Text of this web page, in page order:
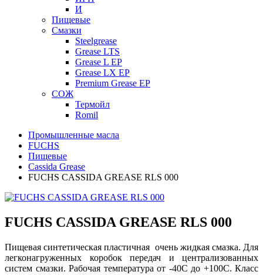
И
Пищевые
Смазки
Steelgrease
Grease LTS
Grease L EP
Grease LX EP
Premium Grease EP
СОЖ
Термойл
Romil
Промышленные масла
FUCHS
Пищевые
Cassida Grease
FUCHS CASSIDA GREASE RLS 000
FUCHS CASSIDA GREASE RLS 000
Пищевая синтетическая пластичная очень жидкая смазка. Для
легконагруженных коробок передач и централизованных
систем смазки. Рабочая температура от -40С до +100С. Класс